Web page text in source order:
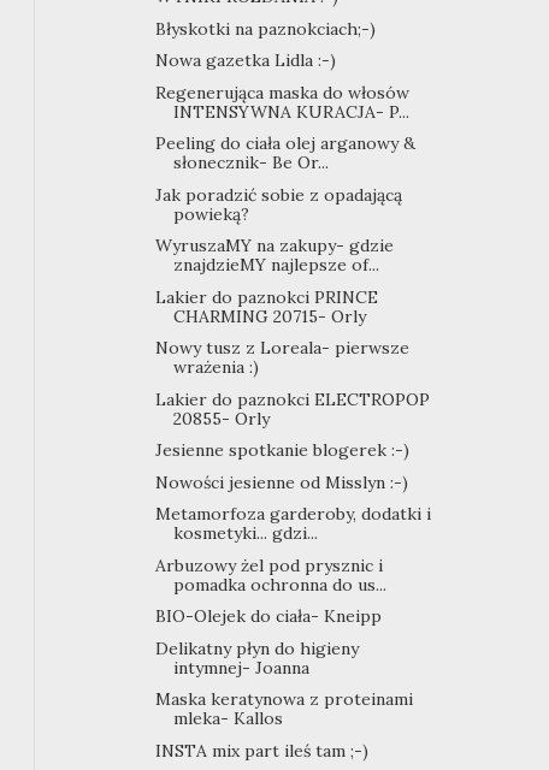
Błyskotki na paznokciach;-)
Nowa gazetka Lidla :-)
Regenerująca maska do włosów
INTENSYWNA KURACJA- P...
Peeling do ciała olej arganowy &
słonecznik- Be Or...
Jak poradzić sobie z opadającą
powieką?
WyruszaMY na zakupy- gdzie
znajdzieMY najlepsze of...
Lakier do paznokci PRINCE
CHARMING 20715- Orly
Nowy tusz z Loreala- pierwsze
wrażenia :)
Lakier do paznokci ELECTROPOP
20855- Orly
Jesienne spotkanie blogerek :-)
Nowości jesienne od Misslyn :-)
Metamorfoza garderoby, dodatki i
kosmetyki... gdzi...
Arbuzowy żel pod prysznic i
pomadka ochronna do us...
BIO-Olejek do ciała- Kneipp
Delikatny płyn do higieny
intymnej- Joanna
Maska keratynowa z proteinami
mleka- Kallos
INSTA mix part ileś tam ;-)